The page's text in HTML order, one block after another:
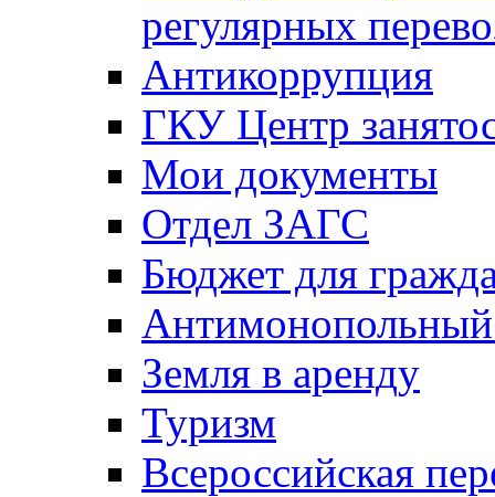
регулярных
Антикоррупция
ГКУ Центр
Мои документы
Отдел ЗАГС
Бюджет для
Антимонопольный
Земля в аренду
Туризм
Всероссийская